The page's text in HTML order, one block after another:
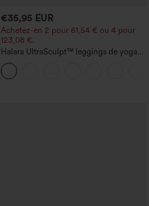
€35,95 EUR
Achetez-en 2 pour 61,54 € ou 4 pour
123,08 €.
Halara UltraSculpt™ leggings de yoga
taille haute, gainants avec contrôle du
ventre, coupe bootcut, à poches